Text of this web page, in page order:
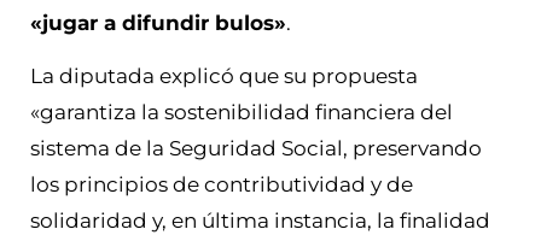
«jugar a difundir bulos».
La diputada explicó que su propuesta
«garantiza la sostenibilidad financiera del
sistema de la Seguridad Social, preservando
los principios de contributividad y de
solidaridad y, en última instancia, la finalidad